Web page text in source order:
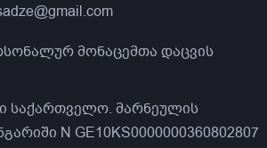
მონაცემთა დაცვის
საქართველო. მარნეულის
N GE10KS0000000360802807